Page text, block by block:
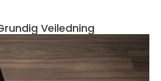
Veiledning